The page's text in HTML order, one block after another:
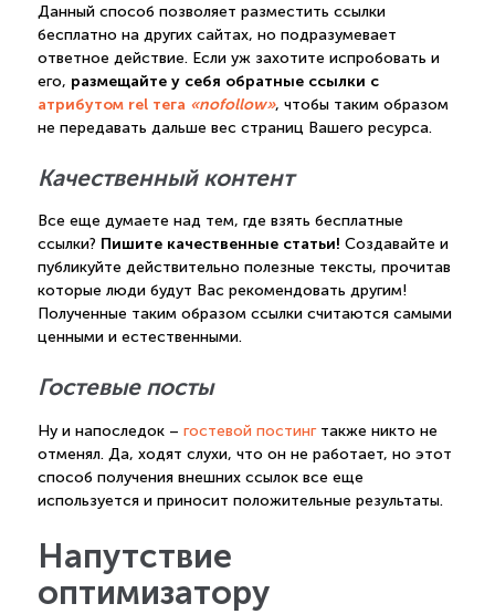
Данный способ позволяет разместить ссылки
бесплатно на других сайтах, но подразумевает
ответное действие. Если уж захотите испробовать и
его, размещайте у себя обратные ссылки с
атрибутом rel тега «nofollow», чтобы таким образом
не передавать дальше вес страниц Вашего ресурса.
Качественный контент
Все еще думаете над тем, где взять бесплатные
ссылки? Пишите качественные статьи! Создавайте и
публикуйте действительно полезные тексты, прочитав
которые люди будут Вас рекомендовать другим!
Полученные таким образом ссылки считаются самыми
ценными и естественными.
Гостевые посты
Ну и напоследок – гостевой постингтакже никто не
отменял. Да, ходят слухи, что он не работает, но этот
способ получения внешних ссылок все еще
используется и приносит положительные результаты.
Напутствие
оптимизатору